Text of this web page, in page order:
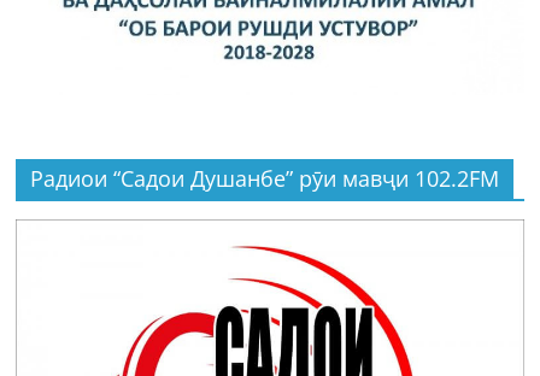
Радиои “Садои Душанбе” рӯи мавҷи 102.2FM